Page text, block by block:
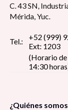
C. 43 SN,
Mérida, Yuc.
Tel.:
+52 (999)
Ext: 1203
(Horario de
14:30
¿Quiénes